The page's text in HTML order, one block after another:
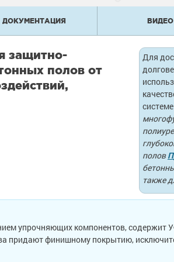
ДОКУМЕНТАЦИЯ ВИДЕО
Для
полов
также
защитно-
полов от
упрочняющих компонентов, содержит
придают финишному покрытию,